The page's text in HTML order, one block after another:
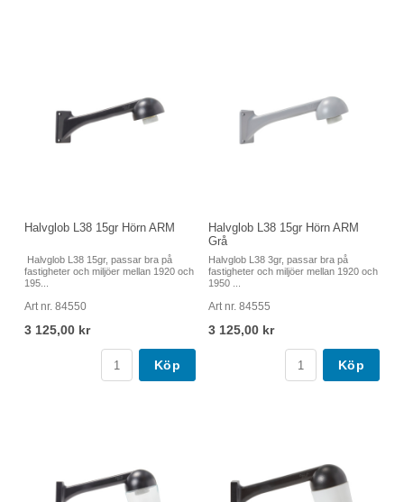
Halvglob L38 15gr Hörn ARM
Halvglob L38 15gr, passar bra på
fastigheter och miljöer mellan 1920 och
195...
Art nr. 84550
3 125,00 kr
Köp
Halvglob L38 15gr Hörn ARM
Grå
Halvglob L38 3gr, passar bra på
fastigheter och miljöer mellan 1920 och
1950 ...
Art nr. 84555
3 125,00 kr
Köp